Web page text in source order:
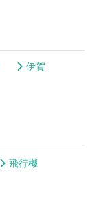
伊賀
飛行機